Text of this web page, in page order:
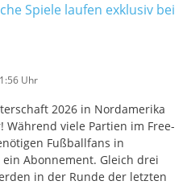
Spiele laufen exklusiv bei
Uhr
2026 in Nordamerika
viele Partien im Free-
Fußballfans in
Abonnement. Gleich drei
in der Runde der letzten